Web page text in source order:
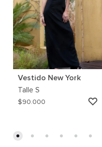
Vestido New York
Talle S
$90.000